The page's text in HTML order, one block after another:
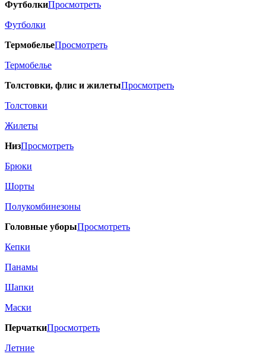
ФутболкиПросмотреть
Футболки
ТермобельеПросмотреть
Термобелье
Толстовки, флис и жилетыПросмотреть
Толстовки
Жилеты
НизПросмотреть
Брюки
Шорты
Полукомбинезоны
Головные уборыПросмотреть
Кепки
Панамы
Шапки
Маски
ПерчаткиПросмотреть
Летние